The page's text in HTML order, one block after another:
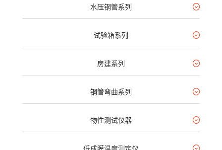
水压钢管系列
试验箱系列
房建系列
钢管弯曲系列
物性测试仪器
低成膜温度测定仪